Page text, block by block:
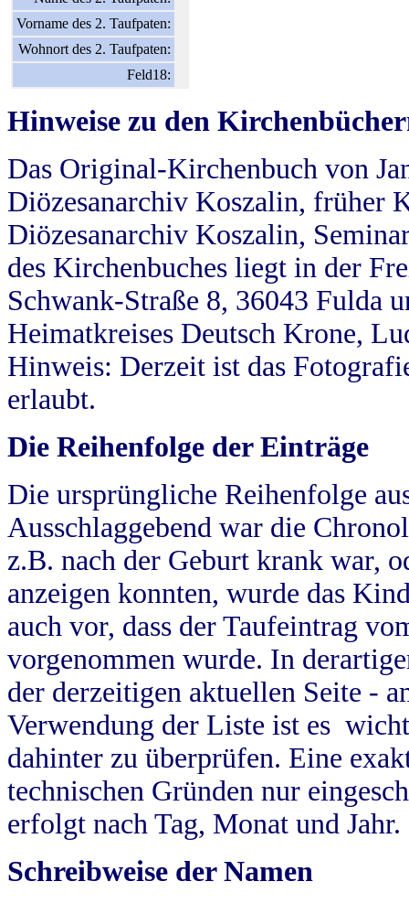
Vorname des 2. Taufpaten:
Wohnort des 2. Taufpaten:
Feld18:
Hinweise zu den
Das Original-Kirchenbuch von
Diözesanarchiv Koszalin, früher
Diözesanarchiv Koszalin,
des Kirchenbuches liegt in der
Schwank-Straße 8, 36043 Fulda
Heimatkreises Deutsch Krone,
Hinweis: Derzeit ist das
erlaubt.
Die Reihenfolge der Einträge
Die ursprüngliche Reihenfolge
Ausschlaggebend war die
z.B. nach der Geburt krank war,
anzeigen konnten, wurde das
auch vor, dass der Taufeintrag
vorgenommen wurde. In
der derzeitigen aktuellen Seite -
Verwendung der Liste ist es
dahinter zu überprüfen. Eine
technischen Gründen nur
erfolgt nach Tag, Monat und Jahr.
Schreibweise der Namen